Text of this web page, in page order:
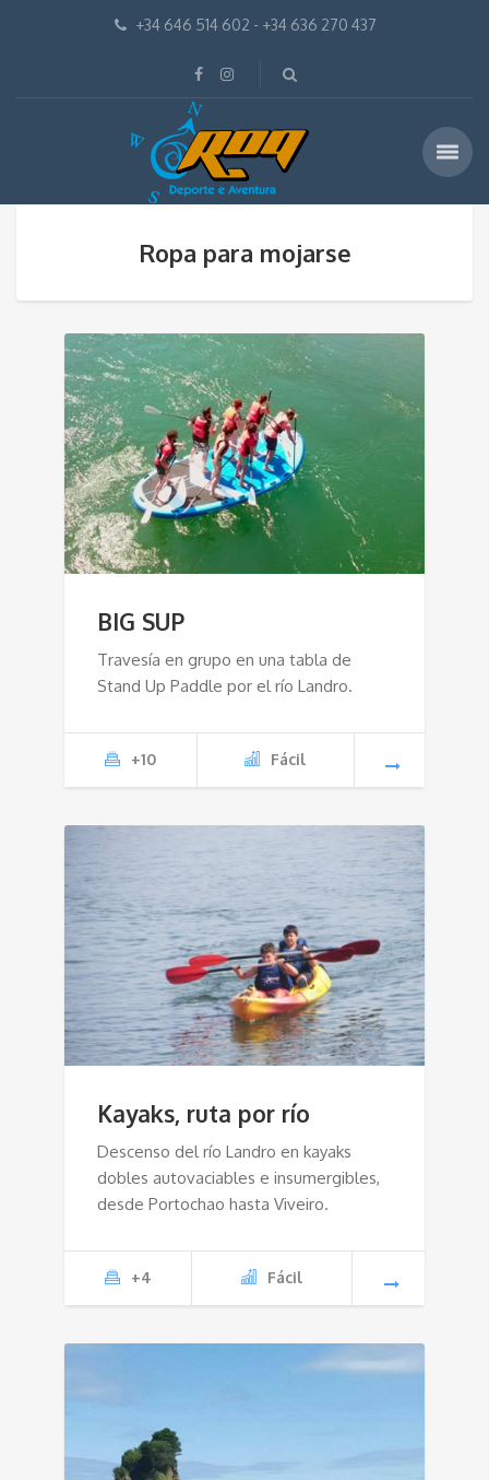
+34 646 514 602 - +34 636 270 437
Ropa para mojarse
BIG SUP
Travesía en grupo en una tabla de
Stand Up Paddle por el río Landro.
+10 Fácil
Kayaks, ruta por río
Descenso del río Landro en kayaks
dobles autovaciables e insumergibles,
desde Portochao hasta Viveiro.
+4 Fácil